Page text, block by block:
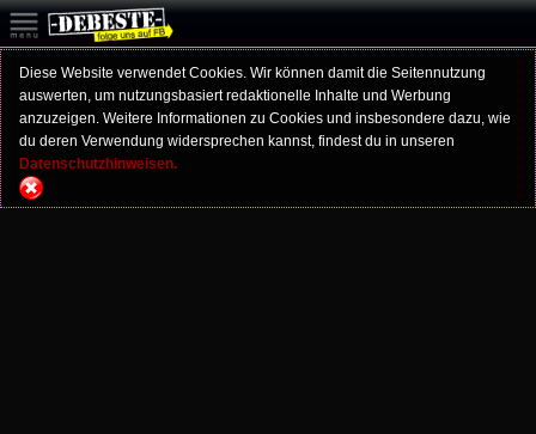
Diese Website verwendet Cookies. Wir können damit die Seitennutzung
auswerten, um nutzungsbasiert redaktionelle Inhalte und Werbung
anzuzeigen. Weitere Informationen zu Cookies und insbesondere dazu, wie
du deren Verwendung widersprechen kannst, findest du in unseren
Datenschutzhinweisen.